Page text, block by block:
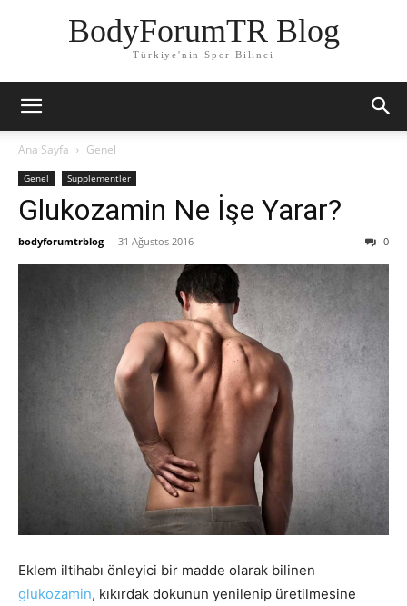
BodyForumTR Blog
Türkiye'nin Spor Bilinci
Ana Sayfa Genel
Genel Supplementler
Glukozamin Ne İşe Yarar?
bodyforumtrblog - 31 Ağustos 2016 0
Eklem iltihabı önleyici bir madde olarak bilinen
glukozamin, kıkırdak dokunun yenilenip üretilmesine